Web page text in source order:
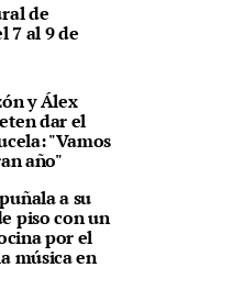
de
7 al 9 de
y Álex
dar el
"Vamos
año"
a su
piso con un
por el
música en